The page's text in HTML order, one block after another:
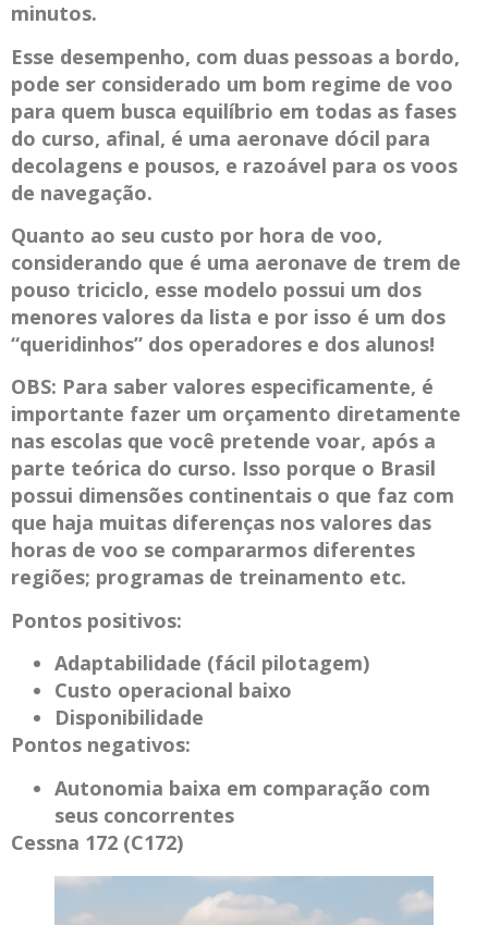
minutos.
Esse desempenho, com duas pessoas a bordo,
pode ser considerado um bom regime de voo
para quem busca equilíbrio em todas as fases
do curso, afinal, é uma aeronave dócil para
decolagens e pousos, e razoável para os voos
de navegação.
Quanto ao seu custo por hora de voo,
considerando que é uma aeronave de trem de
pouso triciclo, esse modelo possui um dos
menores valores da lista e por isso é um dos
“queridinhos” dos operadores e dos alunos!
OBS: Para saber valores especificamente, é
importante fazer um orçamento diretamente
nas escolas que você pretende voar, após a
parte teórica do curso. Isso porque o Brasil
possui dimensões continentais o que faz com
que haja muitas diferenças nos valores das
horas de voo se compararmos diferentes
regiões; programas de treinamento etc.
Pontos positivos:
Adaptabilidade (fácil pilotagem)
Custo operacional baixo
Disponibilidade
Pontos negativos:
Autonomia baixa em comparação com
seus concorrentes
Cessna 172 (C172)